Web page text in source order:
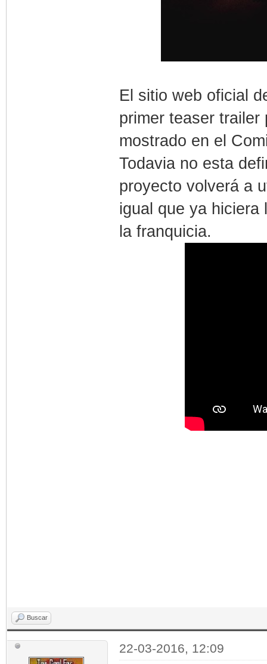
El sitio web oficial
primer teaser
mostrado en el
Todavia no esta
proyecto volverá a
igual que ya
la franquicia.
Buscar
22-03-2016, 12:09